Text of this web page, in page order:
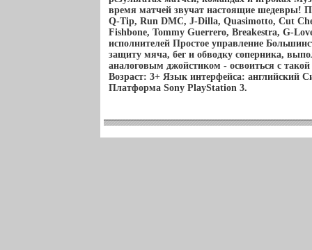
время матчей звучат настоящие шедевры!
Q-Tip, Run DMC, J-Dilla, Quasimotto, Cut
Fishbone, Tommy Guerrero, Breakestra, G-
исполнителей Простое управление
защиту мяча, бег и обводку соперника,
аналоговым джойстиком - освоиться с
Возраст: 3+ Язык интерфейса: английский
Платформа Sony PlayStation 3.